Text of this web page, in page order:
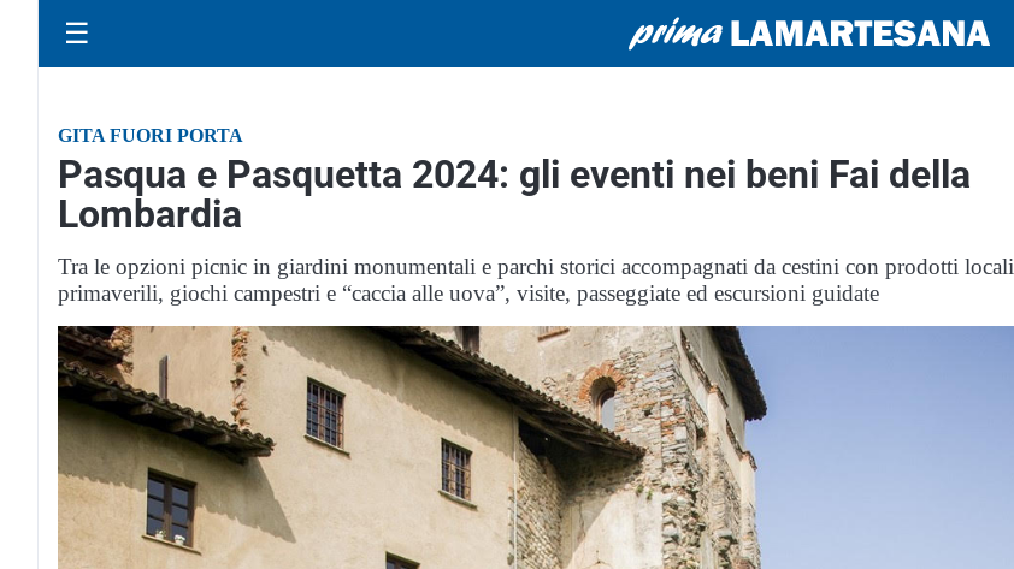
☰
GITA FUORI PORTA
Pasqua e Pasquetta 2024: gli eventi nei beni Fai della
Lombardia
Tra le opzioni picnic in giardini monumentali e parchi storici accompagnati da cestini con prodotti locali
primaverili, giochi campestri e “caccia alle uova”, visite, passeggiate ed escursioni guidate